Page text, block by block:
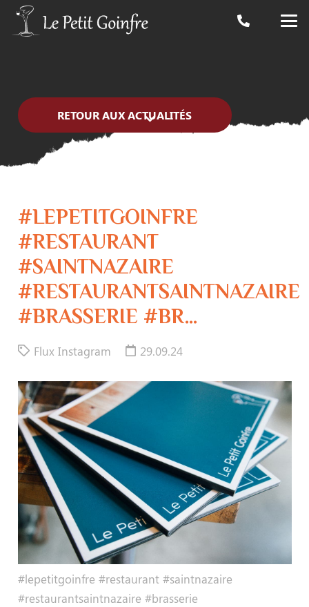
RETOUR AUX ACTUALITÉS
#LEPETITGOINFRE
#RESTAURANT
#SAINTNAZAIRE
#RESTAURANTSAINTNAZAIRE
#BRASSERIE #BR…
Flux Instagram 29.09.24
#lepetitgoinfre #restaurant #saintnazaire
#restaurantsaintnazaire #brasserie